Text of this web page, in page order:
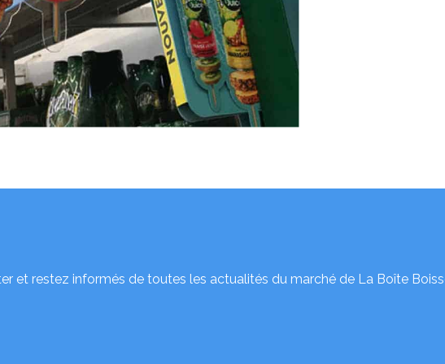
et restez informés de toutes les actualités du marché de La Boîte